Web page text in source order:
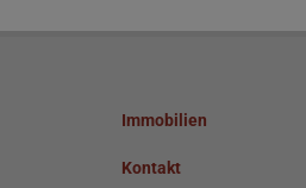
Immobilien
Kontakt